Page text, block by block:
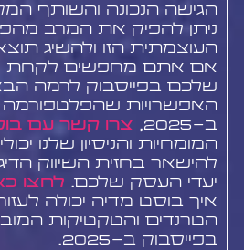
הגישה הנכונה והשותף
ניתן להפיק את המרב
העוצמתית הזו ולהשיג
אם אתם מחפשים לקחת
שלכם בפייסבוק לרמה
האפשרויות שהפלטפורמה
ב-2025,
צרו קשר עם
המומחיות והניסיון שלנו
להישאר בחזית השיווק
יעדי העסק שלכם. לחצו
איך בוסט מדיה יכולה
הטרנדים והטקטיקות
בפייסבוק ב-2025.